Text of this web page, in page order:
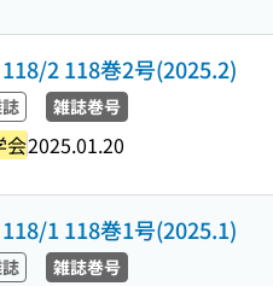
2 118巻2号(2025.2)
雑誌巻号
会2025.01.20
1 118巻1号(2025.1)
雑誌巻号